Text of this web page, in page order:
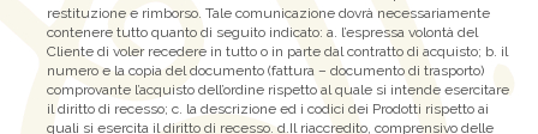
restituzione e rimborso. Tale comunicazione dovrà necessariamente
contenere tutto quanto di seguito indicato: a. l’espressa volontà del
Cliente di voler recedere in tutto o in parte dal contratto di acquisto; b. il
numero e la copia del documento (fattura – documento di trasporto)
comprovante l’acquisto dell’ordine rispetto al quale si intende esercitare
il diritto di recesso; c. la descrizione ed i codici dei Prodotti rispetto ai
quali si esercita il diritto di recesso. d.Il riaccredito, comprensivo delle